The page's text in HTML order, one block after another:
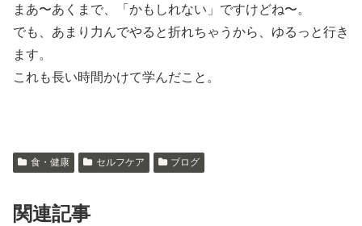
まあ〜あくまで、「かもしれない」ですけどね〜。
でも、あまり力んでやると折れちゃうから、ゆるっと行き
ます。
これも長い時間かけて学んだこと。
食・健康 セルフケア ブログ
関連記事